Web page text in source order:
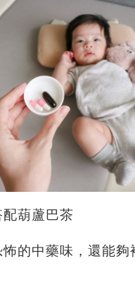
葫蘆巴茶
的中藥味，還能夠